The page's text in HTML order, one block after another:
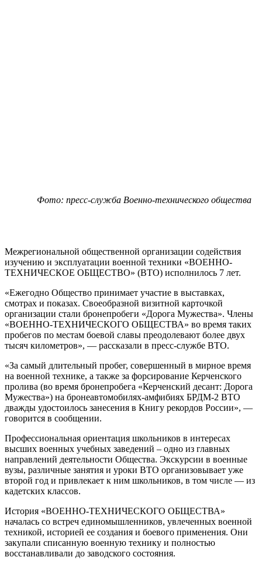
Фото: пресс-служба Военно-технического общества
Межрегиональной общественной организации содействия
изучению и эксплуатации военной техники «ВОЕННО-
ТЕХНИЧЕСКОЕ ОБЩЕСТВО» (ВТО) исполнилось 7 лет.
«Ежегодно Общество принимает участие в выставках,
смотрах и показах. Своеобразной визитной карточкой
организации стали бронепробеги «Дорога Мужества». Члены
«ВОЕННО-ТЕХНИЧЕСКОГО ОБЩЕСТВА» во время таких
пробегов по местам боевой славы преодолевают более двух
тысяч километров», — рассказали в пресс-службе ВТО.
«За самый длительный пробег, совершенный в мирное время
на военной технике, а также за форсирование Керченского
пролива (во время бронепробега «Керченский десант: Дорога
Мужества») на бронеавтомобилях-амфибиях БРДМ-2 ВТО
дважды удостоилось занесения в Книгу рекордов России», —
говорится в сообщении.
Профессиональная ориентация школьников в интересах
высших военных учебных заведений – одно из главных
направлений деятельности Общества. Экскурсии в военные
вузы, различные занятия и уроки ВТО организовывает уже
второй год и привлекает к ним школьников, в том числе — из
кадетских классов.
История «ВОЕННО-ТЕХНИЧЕСКОГО ОБЩЕСТВА»
началась со встреч единомышленников, увлеченных военной
техникой, историей ее создания и боевого применения. Они
закупали списанную военную технику и полностью
восстанавливали до заводского состояния.